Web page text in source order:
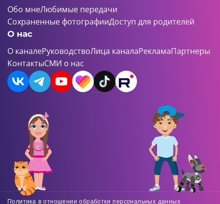
Обо мнеЛюбимые передачи
Сохраненные фотографииДоступ для родителей
О нас
О каналеРуководствоЛица каналаРекламаПартнеры
КонтактыСМИ о нас
Политика в отношении обработки персональных данных